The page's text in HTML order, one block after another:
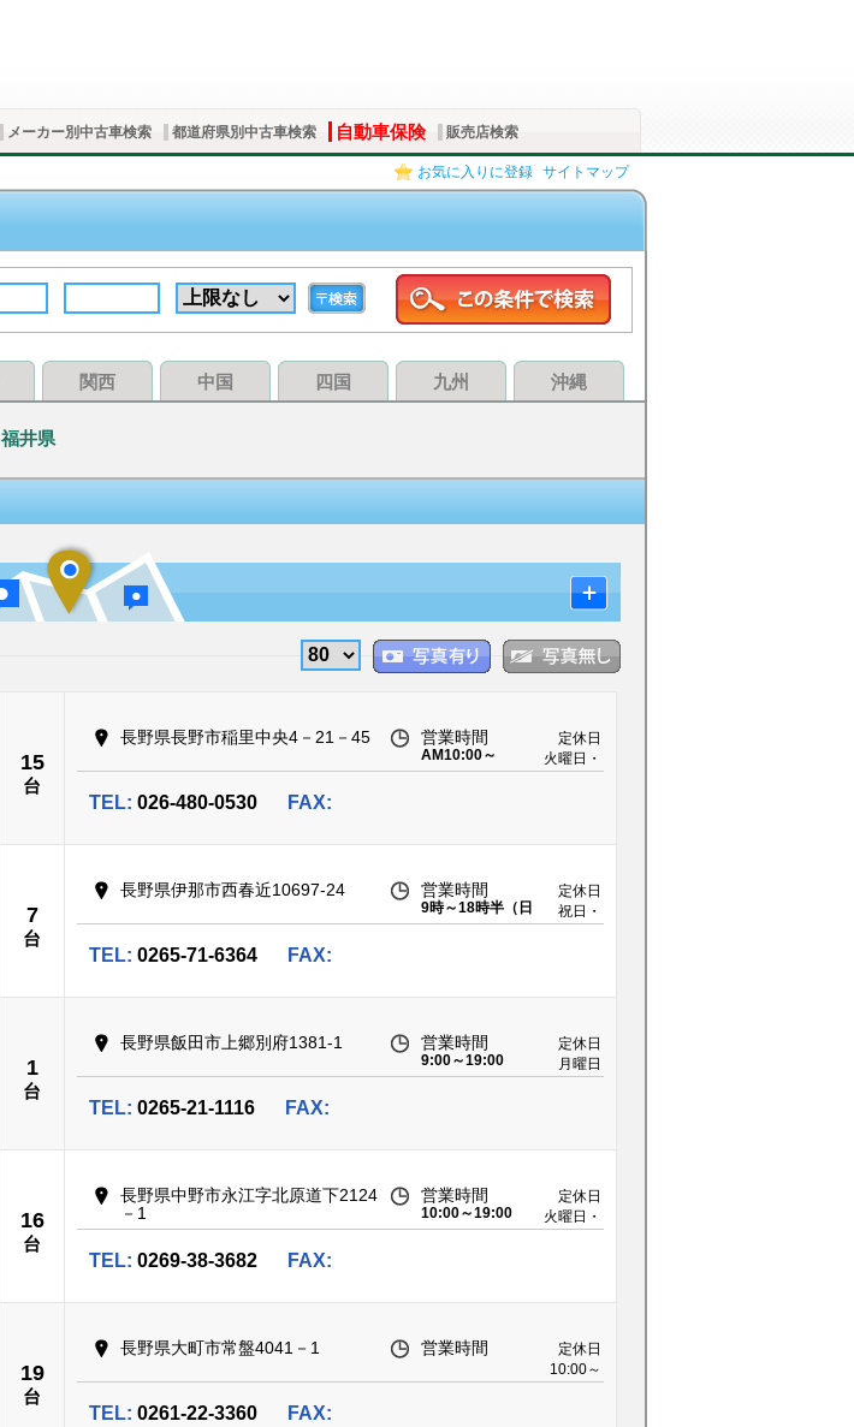
メーカー別中古車検索 都道府県別中古車検索 自動車保険 販売店検索
お気に入りに登録 サイトマップ
関西 中国 四国 九州 沖縄
福井県
15
台
長野県長野市稲里中央4－21－45 営業時間
AM10:00～
PM7:00
定休日
火曜日・
TEL: 026-480-0530 FAX:
7
台
長野県伊那市西春近10697-24 営業時間
9時～18時半（日
曜18時迄）
定休日
祝日・
TEL: 0265-71-6364 FAX:
1
台
長野県飯田市上郷別府1381-1 営業時間
9:00～19:00
定休日
月曜日
TEL: 0265-21-1116 FAX:
16
台
長野県中野市永江字北原道下2124
－1
営業時間
10:00～19:00
定休日
火曜日・
TEL: 0269-38-3682 FAX:
19
台
長野県大町市常盤4041－1 営業時間
定休日
10:00～
TEL: 0261-22-3360 FAX: